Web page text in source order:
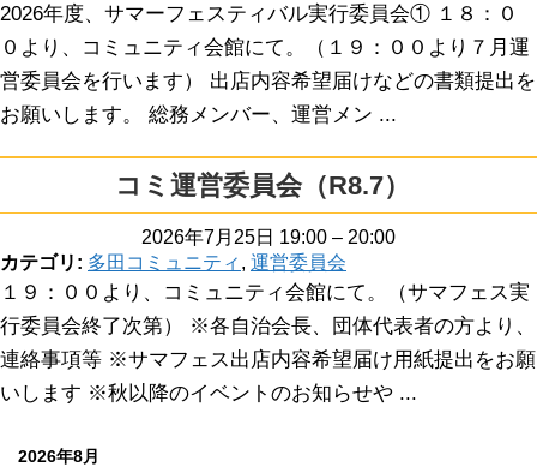
2026年度、サマーフェスティバル実行委員会① １８：０
０より、コミュニティ会館にて。（１９：００より７月運
営委員会を行います） 出店内容希望届けなどの書類提出を
お願いします。 総務メンバー、運営メン ...
コミ運営委員会（R8.7）
2026年7月25日 19:00 – 20:00
カテゴリ: 多田コミュニティ , 運営委員会
１９：００より、コミュニティ会館にて。（サマフェス実
行委員会終了次第） ※各自治会長、団体代表者の方より、
連絡事項等 ※サマフェス出店内容希望届け用紙提出をお願
いします ※秋以降のイベントのお知らせや ...
2026年8月